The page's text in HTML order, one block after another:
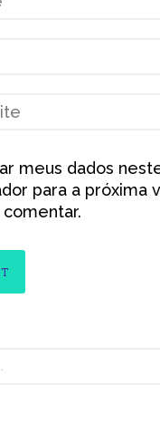
meus dados
para a próxima